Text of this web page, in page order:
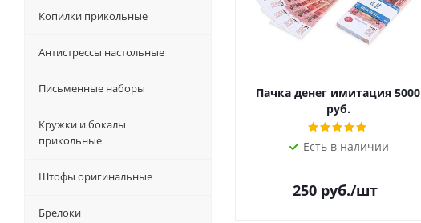
Пачка денег имитация 5000
руб.
Есть в наличии
250 руб./шт
Копилки прикольные
Антистрессы настольные
Письменные наборы
Кружки и бокалы
прикольные
Штофы оригинальные
Брелоки